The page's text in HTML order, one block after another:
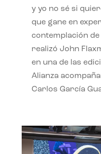
y yo no sé si
que gane en
contemplación
realizó John
en una de las
Alianza
Carlos García